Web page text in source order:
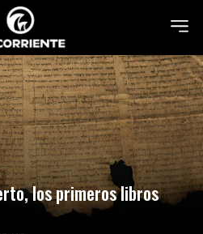
los primeros libros